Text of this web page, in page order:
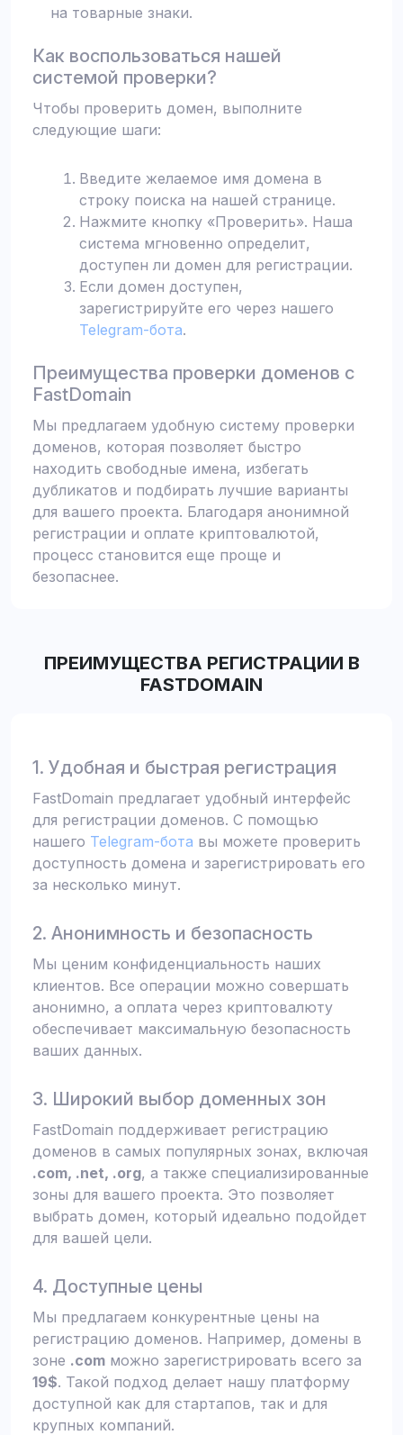
на товарные знаки.
Как воспользоваться нашей
системой проверки?
Чтобы проверить домен, выполните
следующие шаги:
Введите желаемое имя домена в
строку поиска на нашей странице.
Нажмите кнопку «Проверить». Наша
система мгновенно определит,
доступен ли домен для регистрации.
Если домен доступен,
зарегистрируйте его через нашего
Telegram-бота.
Преимущества проверки доменов с
FastDomain
Мы предлагаем удобную систему проверки
доменов, которая позволяет быстро
находить свободные имена, избегать
дубликатов и подбирать лучшие варианты
для вашего проекта. Благодаря анонимной
регистрации и оплате криптовалютой,
процесс становится еще проще и
безопаснее.
ПРЕИМУЩЕСТВА РЕГИСТРАЦИИ В
FASTDOMAIN
1. Удобная и быстрая регистрация
FastDomain предлагает удобный интерфейс
для регистрации доменов. С помощью
нашего Telegram-бота вы можете проверить
доступность домена и зарегистрировать его
за несколько минут.
2. Анонимность и безопасность
Мы ценим конфиденциальность наших
клиентов. Все операции можно совершать
анонимно, а оплата через криптовалюту
обеспечивает максимальную безопасность
ваших данных.
3. Широкий выбор доменных зон
FastDomain поддерживает регистрацию
доменов в самых популярных зонах, включая
.com, .net, .org, а также специализированные
зоны для вашего проекта. Это позволяет
выбрать домен, который идеально подойдет
для вашей цели.
4. Доступные цены
Мы предлагаем конкурентные цены на
регистрацию доменов. Например, домены в
зоне .com можно зарегистрировать всего за
19$. Такой подход делает нашу платформу
доступной как для стартапов, так и для
крупных компаний.